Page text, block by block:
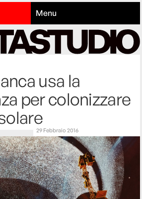
Menu
usa la
per colonizzare
29 Febbraio 2016